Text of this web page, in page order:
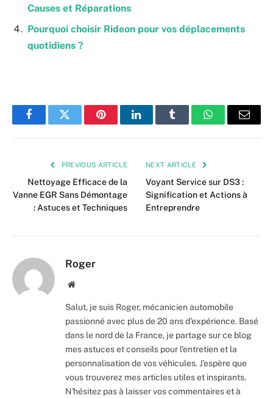
Causes et Réparations
Pourquoi choisir Rideon pour vos déplacements
quotidiens ?
FacebookTwitter PinterestLinkedInTumblr WhatsAppEmail
PREVIOUS ARTICLE
Nettoyage Efficace de la
Vanne EGR Sans Démontage
: Astuces et Techniques
NEXT ARTICLE
Voyant Service sur DS3 :
Signification et Actions à
Entreprendre
Roger
Website
Salut, je suis Roger, mécanicien automobile
passionné avec plus de 20 ans d'expérience. Basé
dans le nord de la France, je partage sur ce blog
mes astuces et conseils pour l'entretien et la
personnalisation de vos véhicules. J'espère que
vous trouverez mes articles utiles et inspirants.
N'hésitez pas à laisser vos commentaires et à